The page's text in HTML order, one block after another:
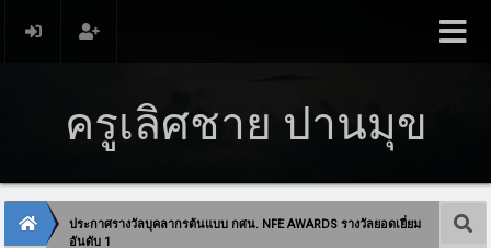
ครูเลิศชาย ปานมุข
ประกาศรางวัลบุคลากรต้นแบบ กศน. NFE AWARDS รางวัลยอดเยี่ยม
อันดับ 1